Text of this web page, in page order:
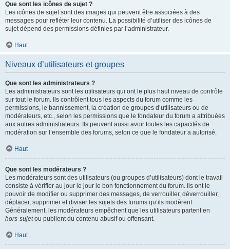
Que sont les icônes de sujet ?
Les icônes de sujet sont des images qui peuvent être associées à des
messages pour refléter leur contenu. La possibilité d’utiliser des icônes de
sujet dépend des permissions définies par l’administrateur.
Haut
Niveaux d’utilisateurs et groupes
Que sont les administrateurs ?
Les administrateurs sont les utilisateurs qui ont le plus haut niveau de contrôle
sur tout le forum. Ils contrôlent tous les aspects du forum comme les
permissions, le bannissement, la création de groupes d’utilisateurs ou de
modérateurs, etc., selon les permissions que le fondateur du forum a attribuées
aux autres administrateurs. Ils peuvent aussi avoir toutes les capacités de
modération sur l’ensemble des forums, selon ce que le fondateur a autorisé.
Haut
Que sont les modérateurs ?
Les modérateurs sont des utilisateurs (ou groupes d’utilisateurs) dont le travail
consiste à vérifier au jour le jour le bon fonctionnement du forum. Ils ont le
pouvoir de modifier ou supprimer des messages, de verrouiller, déverrouiller,
déplacer, supprimer et diviser les sujets des forums qu’ils modèrent.
Généralement, les modérateurs empêchent que les utilisateurs partent en
hors-sujetou publient du contenu abusif ou offensant.
Haut